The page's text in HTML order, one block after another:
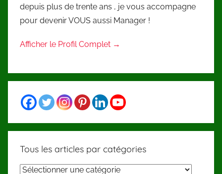
depuis plus de trente ans , je vous accompagne
pour devenir VOUS aussi Manager !
Afficher le Profil Complet →
Tous les articles par catégories
Tous